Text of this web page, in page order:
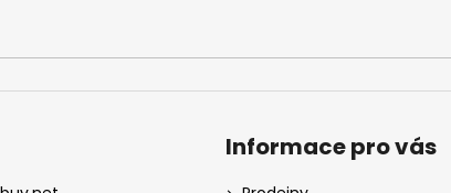
Informace pro vás